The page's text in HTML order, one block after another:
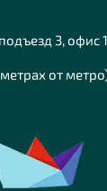
3, офис
от